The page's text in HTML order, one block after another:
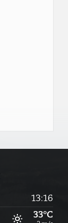
13:16
33°C